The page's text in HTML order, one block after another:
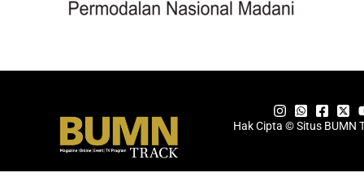
Hak Cipta © Situs BUMN